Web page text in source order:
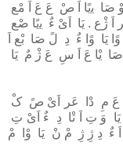
ﻳﯾًﺎ اَ صْ عَ عَ اَ ﻣْﻊ
ژْع . ﻳَﺎ اَىْ ءٌ ﻳﯾًﺎ ﺻْﻊ
وًا ءٌ دِ لً ﺻَﺎ ﺑْﻊ اَ
ﻳْﺎ عَ اَ سِ عَ ژْ مٌ ﻳَﺎ
عَ مِ دْا ﻋَﺮ اَىْ صً کْ
وَ تِ اَ ﺗْﺎ دِ ءٌ اَىْ تِ
ءٌ دِ ژِ ژِ مْ نْ ﻳَﺎ وْا مْ